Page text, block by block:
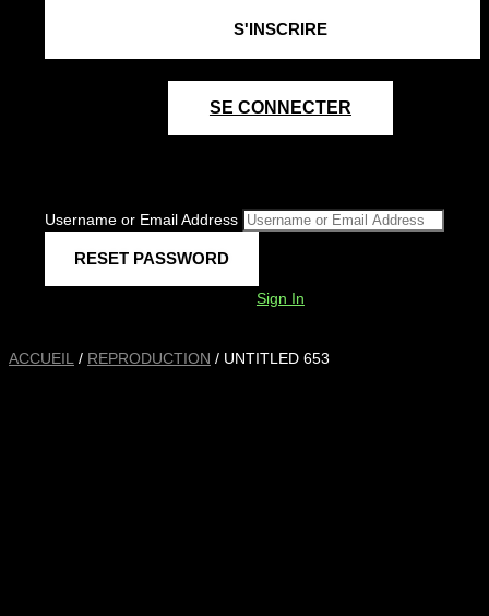
SE CONNECTER
Username or Email Address
Sign In
ACCUEIL / REPRODUCTION / UNTITLED 653